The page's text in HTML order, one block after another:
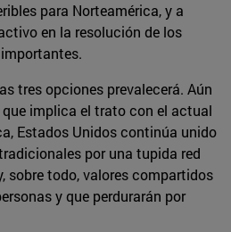
para Norteamérica, y a
en la resolución de los
tres opciones prevalecerá. Aún
implica el trato con el actual
Estados Unidos continúa unido
por una tupida red
sobre todo, valores compartidos
y que perdurarán por